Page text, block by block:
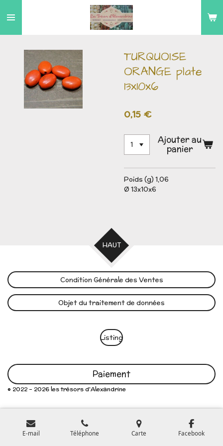
au
TURQUOISE
ORANGE plate
13x10x6
0,15 €
Ajouter au
panier
Poids (g) 1,06
Ø 13x10x6
HAUT
Condition Générale des Ventes
Objet du traitement de données
Listing
Paiement
© 2022 - 2026 les trésors d'Alexandrine
E-mail Téléphone Carte Facebook